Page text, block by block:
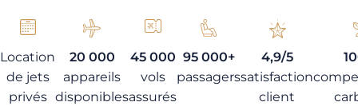
Location
de jets
privés
20 000
appareils
disponibles
45 000
vols
assurés
95 000+
passagers
4,9/5
satisfaction
client